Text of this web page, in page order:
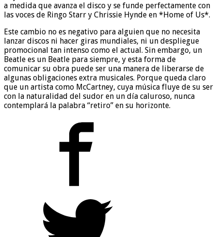
a medida que avanza el disco y se funde perfectamente con
las voces de Ringo Starr y Chrissie Hynde en *Home of Us*.
Este cambio no es negativo para alguien que no necesita
lanzar discos ni hacer giras mundiales, ni un despliegue
promocional tan intenso como el actual. Sin embargo, un
Beatle es un Beatle para siempre, y esta forma de
comunicar su obra puede ser una manera de liberarse de
algunas obligaciones extra musicales. Porque queda claro
que un artista como McCartney, cuya música fluye de su ser
con la naturalidad del sudor en un día caluroso, nunca
contemplará la palabra “retiro” en su horizonte.